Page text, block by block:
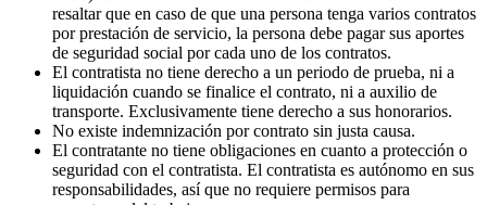
resaltar que en caso de que una persona tenga varios contratos
por prestación de servicio, la persona debe pagar sus aportes
de seguridad social por cada uno de los contratos.
El contratista no tiene derecho a un periodo de prueba, ni a
liquidación cuando se finalice el contrato, ni a auxilio de
transporte. Exclusivamente tiene derecho a sus honorarios.
No existe indemnización por contrato sin justa causa.
El contratante no tiene obligaciones en cuanto a protección o
seguridad con el contratista. El contratista es autónomo en sus
responsabilidades, así que no requiere permisos para